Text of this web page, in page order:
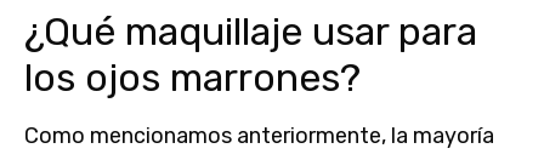
¿Qué maquillaje usar para
los ojos marrones?
Como mencionamos anteriormente, la mayoría